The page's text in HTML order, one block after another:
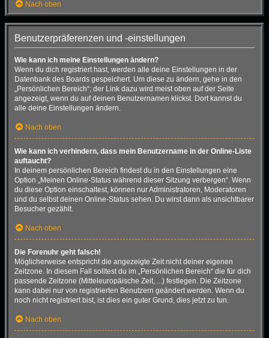
Nach oben
Benutzerpräferenzen und -einstellungen
Wie kann ich meine Einstellungen ändern?
Wenn du dich registriert hast, werden alle deine Einstellungen in der
Datenbank des Boards gespeichert. Um diese zu ändern, gehe in den
„Persönlichen Bereich“; der Link dazu wird meist oben auf der Seite
angezeigt, wenn du auf deinen Benutzernamen klickst. Dort kannst du
alle deine Einstellungen ändern.
Nach oben
Wie kann ich verhindern, dass mein Benutzername in der Online-Liste
auftaucht?
In deinem persönlichen Bereich findest du in den Einstellungen eine
Option „Meinen Online-Status während dieser Sitzung verbergen“. Wenn
du diese Option einschaltest, können nur Administratoren, Moderatoren
und du selbst deinen Online-Status sehen. Du wirst dann als unsichtbarer
Besucher gezählt.
Nach oben
Die Forenuhr geht falsch!
Möglicherweise entspricht die angezeigte Zeit nicht deiner eigenen
Zeitzone. In diesem Fall solltest du im „Persönlichen Bereich“ die für dich
passende Zeitzone (Mitteleuropäische Zeit, ...) festlegen. Die Zeitzone
kann dabei nur von registrierten Benutzern geändert werden. Wenn du
noch nicht registriert bist, ist dies ein guter Grund, dies jetzt zu tun.
Nach oben